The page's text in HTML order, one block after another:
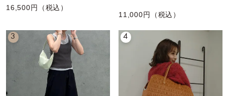
16,500円（税込）
11,000円（税込）
3 4